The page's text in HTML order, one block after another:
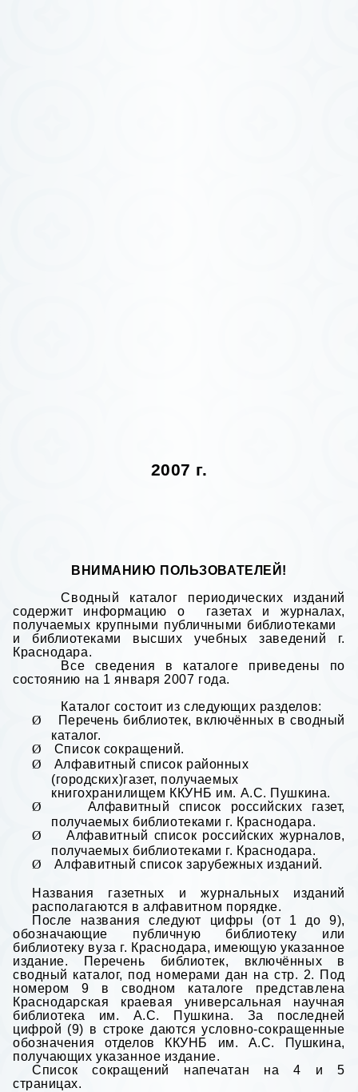
2007 г.
ВНИМАНИЮ ПОЛЬЗОВАТЕЛЕЙ!
Сводный каталог периодических изданий
содержит информацию о газетах и журналах,
получаемых крупными публичными библиотеками
и библиотеками высших учебных заведений г.
Краснодара.
Все сведения в каталоге приведены по
состоянию на 1 января 2007 года.
Каталог состоит из следующих разделов:
Ø
Перечень библиотек, включённых в сводный
каталог.
Ø
Список сокращений.
Ø
Алфавитный список районных
(городских)газет, получаемых
книгохранилищем ККУНБ им. А.С. Пушкина.
Ø
Алфавитный список российских газет,
получаемых библиотеками г. Краснодара.
Ø
Алфавитный список российских журналов,
получаемых библиотеками г. Краснодара.
Ø
Алфавитный список зарубежных изданий.
Названия газетных и журнальных изданий
располагаются в алфавитном порядке.
После названия следуют цифры (от 1 до 9),
обозначающие публичную библиотеку или
библиотеку вуза г. Краснодара, имеющую указанное
издание. Перечень библиотек, включённых в
сводный каталог, под номерами дан на стр. 2. Под
номером 9 в сводном каталоге представлена
Краснодарская краевая универсальная научная
библиотека им. А.С. Пушкина. За последней
цифрой (9) в строке даются условно-сокращенные
обозначения отделов ККУНБ им. А.С. Пушкина,
получающих указанное издание.
Список сокращений напечатан на 4 и 5
страницах.